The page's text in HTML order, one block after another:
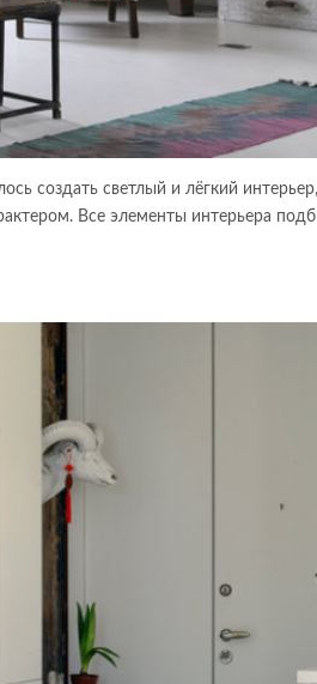
создать светлый и лёгкий
Все элементы интерьера